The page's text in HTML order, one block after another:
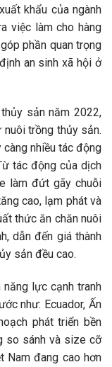
khẩu của ngành
việc làm cho hàng
phần quan trọng
an sinh xã hội ở
sản năm 2022,
trồng thủy sản.
càng nhiều tác động
tác động của dịch
làm đứt gãy chuỗi
cao, lạm phát và
thức ăn chăn nuôi
dẫn đến giá thành
sản đều cao.
lực cạnh tranh
như: Ecuador, Ấn
phát triển bền
so sánh và size cỡ
Nam đang cao hơn